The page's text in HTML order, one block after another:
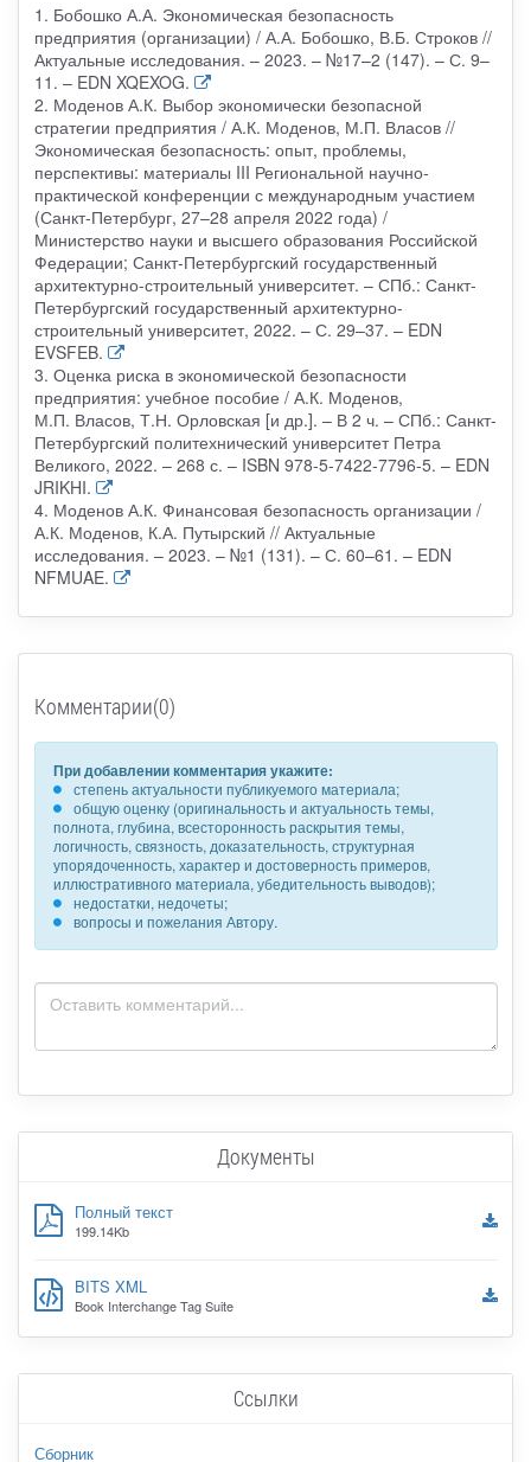
1. Бобошко А.А. Экономическая безопасность
предприятия (организации) / А.А. Бобошко, В.Б. Строков //
Актуальные исследования. – 2023. – №17–2 (147). – С. 9–
11. – EDN XQEXOG.
2. Моденов А.К. Выбор экономически безопасной
стратегии предприятия / А.К. Моденов, М.П. Власов //
Экономическая безопасность: опыт, проблемы,
перспективы: материалы III Региональной научно-
практической конференции с международным участием
(Санкт-Петербург, 27–28 апреля 2022 года) /
Министерство науки и высшего образования Российской
Федерации; Санкт-Петербургский государственный
архитектурно-строительный университет. – СПб.: Санкт-
Петербургский государственный архитектурно-
строительный университет, 2022. – С. 29–37. – EDN
EVSFEB.
3. Оценка риска в экономической безопасности
предприятия: учебное пособие / А.К. Моденов,
М.П. Власов, Т.Н. Орловская [и др.]. – В 2 ч. – СПб.: Санкт-
Петербургский политехнический университет Петра
Великого, 2022. – 268 с. – ISBN 978-5-7422-7796-5. – EDN
JRIKHI.
4. Моденов А.К. Финансовая безопасность организации /
А.К. Моденов, К.А. Путырский // Актуальные
исследования. – 2023. – №1 (131). – С. 60–61. – EDN
NFMUAE.
Комментарии(0)
При добавлении комментария укажите:
степень актуальности публикуемого материала;
общую оценку (оригинальность и актуальность темы,
полнота, глубина, всесторонность раскрытия темы,
логичность, связность, доказательность, структурная
упорядоченность, характер и достоверность примеров,
иллюстративного материала, убедительность выводов);
недостатки, недочеты;
вопросы и пожелания Автору.
Документы
Полный текст
199.14Kb
BITS XML
Book Interchange Tag Suite
Ссылки
Сборник